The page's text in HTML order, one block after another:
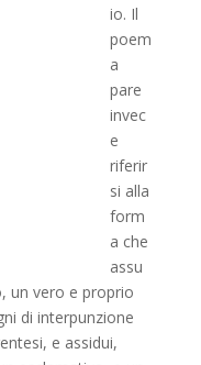
io. Il
poem
a
pare
invec
e
riferir
si alla
form
a che
assu
un vero e proprio
di interpunzione
e assidui,